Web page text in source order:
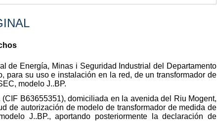
Energía, Minas i Seguridad Industrial del Departamento
para su uso e instalación en la red, de un transformador de
modelo J..BP.
B63655351), domiciliada en la avenida del Riu Mogent,
de autorización de modelo de transformador de medida de
J..BP., aportando posteriormente la declaración de